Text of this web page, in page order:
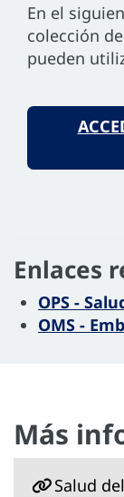
En el
colección
pueden
Enlaces
OPS -
OMS -
Más
Salud